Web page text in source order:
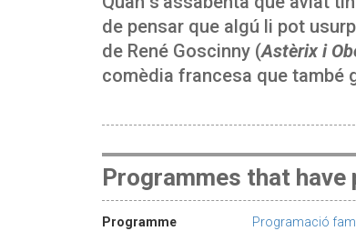
de pensar que algú li pot
de René Goscinny (Astèrix i
comèdia francesa que també
Programmes that
Programme
Programació